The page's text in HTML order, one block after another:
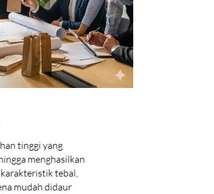
tinggi yang
menghasilkan
tebal,
mudah didaur